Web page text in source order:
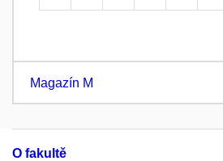
Magazín M
O fakultě